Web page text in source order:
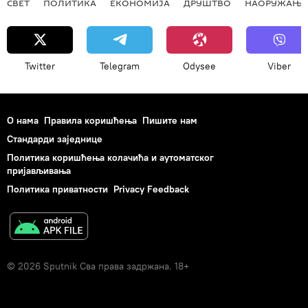
СВЕТ ПОЛИТИКА ЕКОНОМИЈА ДРУШТВО НАОРУЖАЊЕ
Twitter Telegram Odysee Viber
О нама Правила коришћења Пишите нам
Стандарди заједнице
Политика коришћења колачића и аутоматског
пријављивања
Политика приватности Privacy Feedback
© 2026 Sputnik Сва права задржана. 18+